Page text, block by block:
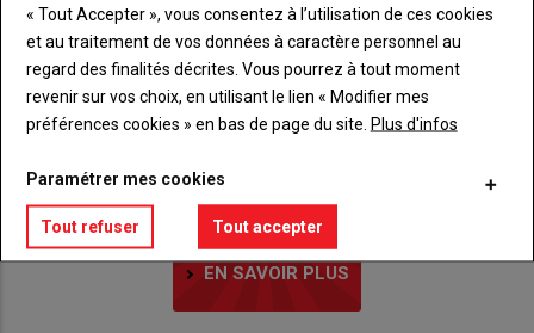
LE CHIFFRE
27
LE CHIFFRE DU JOUR
EN SAVOIR PLUS
« Tout Accepter », vous consentez à l’utilisation de ces cookies
et au traitement de vos données à caractère personnel au
regard des finalités décrites. Vous pourrez à tout moment
revenir sur vos choix, en utilisant le lien « Modifier mes
préférences cookies » en bas de page du site. Plus d'infos
Paramétrer mes cookies
Tout refuser Tout accepter